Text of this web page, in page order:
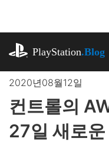
로
뛰
PlayStation.Blog
2020년08월12일
컨트롤의
27일 새로